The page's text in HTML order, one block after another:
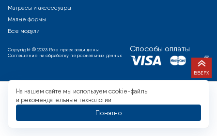
Матрасы и аксессуары
Малые формы
Все модули
Copyright © 2023 Все права защищены
Соглашение на обработку персональных данных
Способы оплаты
ВВЕРХ
На нашем сайте мы используем cookie-файлы
и рекомендательные технологии
Понятно